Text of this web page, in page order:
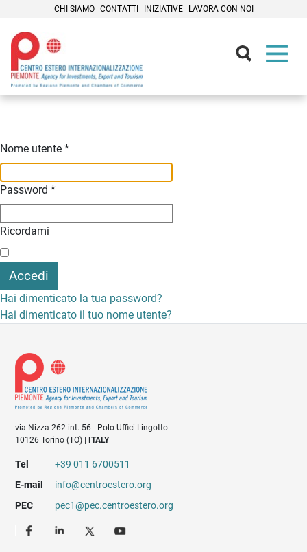
CHI SIAMO CONTATTI INIZIATIVE LAVORA CON NOI
Nome utente *
Password *
Ricordami
Accedi
Hai dimenticato la tua password?
Hai dimenticato il tuo nome utente?
via Nizza 262 int. 56 - Polo Uffici Lingotto
10126 Torino (TO) |
ITALY
Tel
+39 011 6700511
E-mail
info@centroestero.org
PEC
pec1@pec.centroestero.org